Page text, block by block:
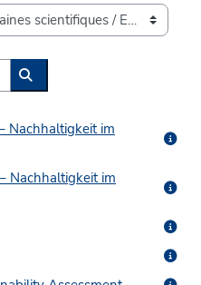
Rechercher des cours
Nachhaltigkeit im
Nachhaltigkeit im